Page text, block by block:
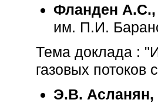
Фланден А.С.,
им. П.И.
Тема доклада :
газовых потоков
Э.В.